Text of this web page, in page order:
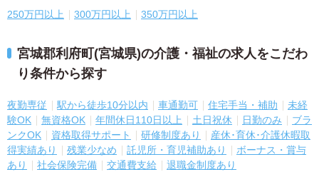
250万円以上 300万円以上 350万円以上
宮城郡利府町(宮城県)の介護・福祉の求人をこだわ
り条件から探す
夜勤専従 駅から徒歩10分以内 車通勤可 住宅手当・補助
未経
験OK
無資格OK 年間休日110日以上 土日祝休 日勤のみ
ブラ
ンクOK
資格取得サポート 研修制度あり
産休･育休･介護休暇取
得実績あり
残業少なめ 託児所・育児補助あり
ボーナス・賞与
あり
社会保険完備 交通費支給 退職金制度あり